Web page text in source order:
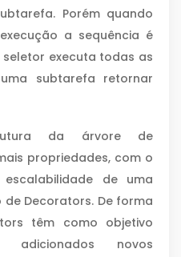
Porém quando
a sequência é
executa todas as
subtarefa retornar
da árvore de
propriedades, com o
de uma
Decorators. De forma
têm como objetivo
novos